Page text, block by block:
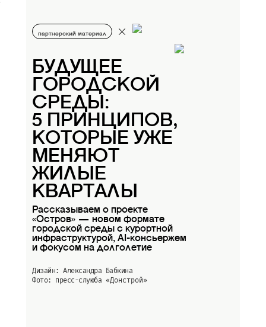
партнерский материал
БУДУЩЕЕ
ГОРОДСКОЙ
СРЕДЫ:
5 ПРИНЦИПОВ,
КОТОРЫЕ УЖЕ
МЕНЯЮТ
ЖИЛЫЕ
КВАРТАЛЫ
Рассказываем о проекте
«Остров» — новом формате
городской среды с курортной
инфраструктурой, AI-консьержем
и фокусом на долголетие
Дизайн: Александра Бабкина
Фото: пресс-слуюба «Донстрой»